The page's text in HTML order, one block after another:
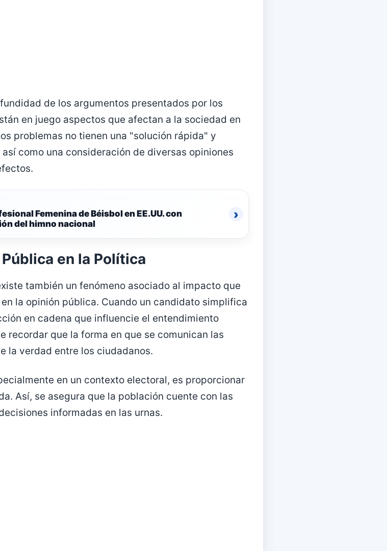
de los argumentos presentados por los
en juego aspectos que afectan a la sociedad en
problemas no tienen una "solución rápida" y
como una consideración de diversas opiniones
Femenina de Béisbol en EE.UU. con
del himno nacional
›
en la Política
también un fenómeno asociado al impacto que
la opinión pública. Cuando un candidato simplifica
en cadena que influencie el entendimiento
recordar que la forma en que se comunican las
la verdad entre los ciudadanos.
en un contexto electoral, es proporcionar
Así, se asegura que la población cuente con las
informadas en las urnas.